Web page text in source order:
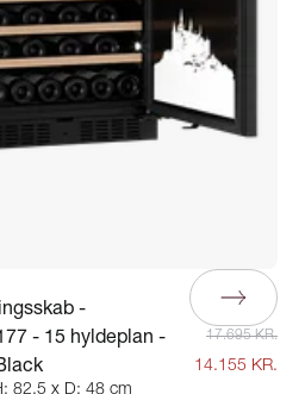
-
- 15 hyldeplan -
82,5 x D: 48 cm
17.695 KR.
14.155 KR.